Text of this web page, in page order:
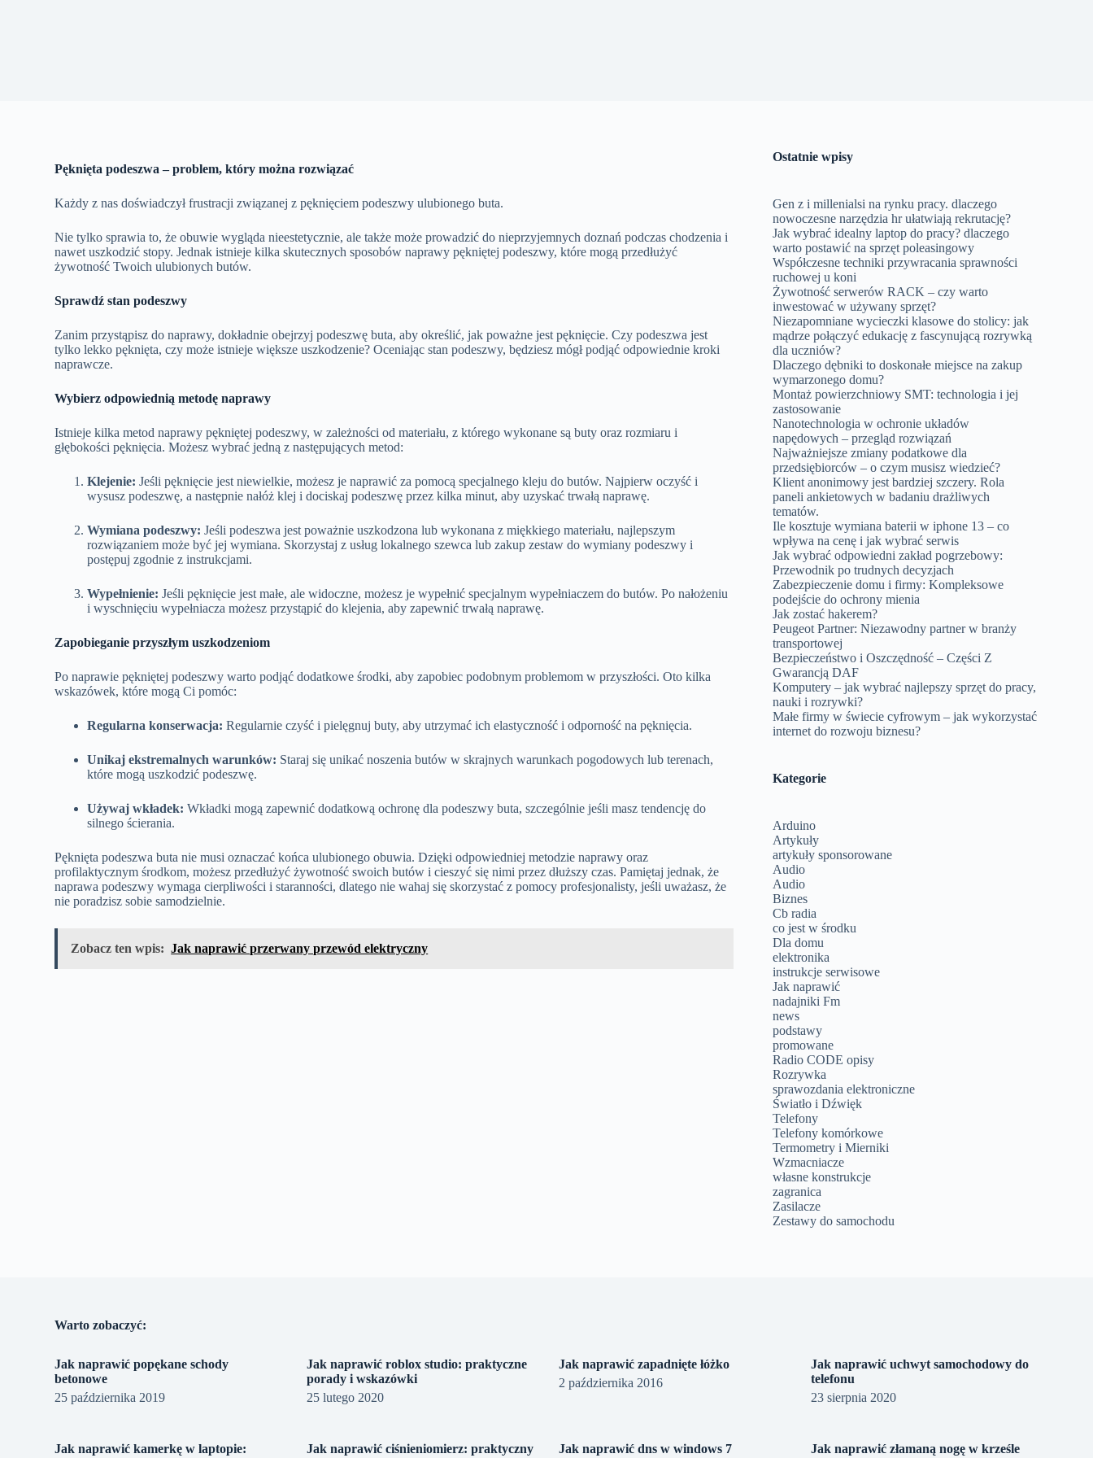
Pęknięta podeszwa – problem, który można rozwiązać
Każdy z nas doświadczył frustracji związanej z pęknięciem podeszwy ulubionego buta.
Nie tylko sprawia to, że obuwie wygląda nieestetycznie, ale także może prowadzić do nieprzyjemnych doznań podczas chodzenia i
nawet uszkodzić stopy. Jednak istnieje kilka skutecznych sposobów naprawy pękniętej podeszwy, które mogą przedłużyć
żywotność Twoich ulubionych butów.
Sprawdź stan podeszwy
Zanim przystąpisz do naprawy, dokładnie obejrzyj podeszwę buta, aby określić, jak poważne jest pęknięcie. Czy podeszwa jest
tylko lekko pęknięta, czy może istnieje większe uszkodzenie? Oceniając stan podeszwy, będziesz mógł podjąć odpowiednie kroki
naprawcze.
Wybierz odpowiednią metodę naprawy
Istnieje kilka metod naprawy pękniętej podeszwy, w zależności od materiału, z którego wykonane są buty oraz rozmiaru i
głębokości pęknięcia. Możesz wybrać jedną z następujących metod:
Klejenie: Jeśli pęknięcie jest niewielkie, możesz je naprawić za pomocą specjalnego kleju do butów. Najpierw oczyść i
wysusz podeszwę, a następnie nałóż klej i dociskaj podeszwę przez kilka minut, aby uzyskać trwałą naprawę.
Wymiana podeszwy: Jeśli podeszwa jest poważnie uszkodzona lub wykonana z miękkiego materiału, najlepszym
rozwiązaniem może być jej wymiana. Skorzystaj z usług lokalnego szewca lub zakup zestaw do wymiany podeszwy i
postępuj zgodnie z instrukcjami.
Wypełnienie: Jeśli pęknięcie jest małe, ale widoczne, możesz je wypełnić specjalnym wypełniaczem do butów. Po nałożeniu
i wyschnięciu wypełniacza możesz przystąpić do klejenia, aby zapewnić trwałą naprawę.
Zapobieganie przyszłym uszkodzeniom
Po naprawie pękniętej podeszwy warto podjąć dodatkowe środki, aby zapobiec podobnym problemom w przyszłości. Oto kilka
wskazówek, które mogą Ci pomóc:
Regularna konserwacja: Regularnie czyść i pielęgnuj buty, aby utrzymać ich elastyczność i odporność na pęknięcia.
Unikaj ekstremalnych warunków: Staraj się unikać noszenia butów w skrajnych warunkach pogodowych lub terenach,
które mogą uszkodzić podeszwę.
Używaj wkładek: Wkładki mogą zapewnić dodatkową ochronę dla podeszwy buta, szczególnie jeśli masz tendencję do
silnego ścierania.
Pęknięta podeszwa buta nie musi oznaczać końca ulubionego obuwia. Dzięki odpowiedniej metodzie naprawy oraz
profilaktycznym środkom, możesz przedłużyć żywotność swoich butów i cieszyć się nimi przez dłuższy czas. Pamiętaj jednak, że
naprawa podeszwy wymaga cierpliwości i staranności, dlatego nie wahaj się skorzystać z pomocy profesjonalisty, jeśli uważasz, że
nie poradzisz sobie samodzielnie.
Zobacz ten wpis: Jak naprawić przerwany przewód elektryczny
Ostatnie wpisy
Gen z i millenialsi na rynku pracy. dlaczego
nowoczesne narzędzia hr ułatwiają rekrutację?
Jak wybrać idealny laptop do pracy? dlaczego
warto postawić na sprzęt poleasingowy
Współczesne techniki przywracania sprawności
ruchowej u koni
Żywotność serwerów RACK – czy warto
inwestować w używany sprzęt?
Niezapomniane wycieczki klasowe do stolicy: jak
mądrze połączyć edukację z fascynującą rozrywką
dla uczniów?
Dlaczego dębniki to doskonałe miejsce na zakup
wymarzonego domu?
Montaż powierzchniowy SMT: technologia i jej
zastosowanie
Nanotechnologia w ochronie układów
napędowych – przegląd rozwiązań
Najważniejsze zmiany podatkowe dla
przedsiębiorców – o czym musisz wiedzieć?
Klient anonimowy jest bardziej szczery. Rola
paneli ankietowych w badaniu drażliwych
tematów.
Ile kosztuje wymiana baterii w iphone 13 – co
wpływa na cenę i jak wybrać serwis
Jak wybrać odpowiedni zakład pogrzebowy:
Przewodnik po trudnych decyzjach
Zabezpieczenie domu i firmy: Kompleksowe
podejście do ochrony mienia
Jak zostać hakerem?
Peugeot Partner: Niezawodny partner w branży
transportowej
Bezpieczeństwo i Oszczędność – Części Z
Gwarancją DAF
Komputery – jak wybrać najlepszy sprzęt do pracy,
nauki i rozrywki?
Małe firmy w świecie cyfrowym – jak wykorzystać
internet do rozwoju biznesu?
Kategorie
Arduino
Artykuły
artykuły sponsorowane
Audio
Audio
Biznes
Cb radia
co jest w środku
Dla domu
elektronika
instrukcje serwisowe
Jak naprawić
nadajniki Fm
news
podstawy
promowane
Radio CODE opisy
Rozrywka
sprawozdania elektroniczne
Światło i Dźwięk
Telefony
Telefony komórkowe
Termometry i Mierniki
Wzmacniacze
własne konstrukcje
zagranica
Zasilacze
Zestawy do samochodu
Warto zobaczyć:
Jak naprawić popękane schody
betonowe
25 października 2019
Jak naprawić roblox studio: praktyczne
porady i wskazówki
25 lutego 2020
Jak naprawić zapadnięte łóżko
2 października 2016
Jak naprawić uchwyt samochodowy do
telefonu
23 sierpnia 2020
Jak naprawić kamerkę w laptopie:
Jak naprawić ciśnieniomierz: praktyczny
Jak naprawić dns w windows 7 Jak naprawić złamaną nogę w krześle